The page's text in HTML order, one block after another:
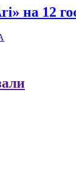
на 12